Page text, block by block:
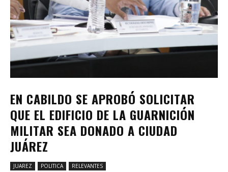
EN CABILDO SE APROBÓ SOLICITAR
QUE EL EDIFICIO DE LA GUARNICIÓN
MILITAR SEA DONADO A CIUDAD
JUÁREZ
JUAREZ POLITICA RELEVANTES